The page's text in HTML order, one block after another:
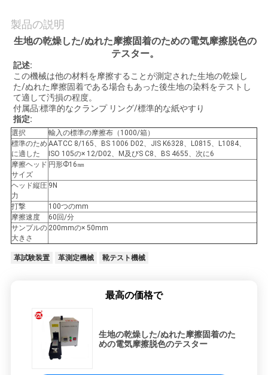
私
に
連
絡
し
な
さ
い
ニ
製品の説明
生地の乾燥した/ぬれた摩擦固着のための電気摩擦脱色の
テスター。
記述:
この機械は他の材料を摩擦することが測定された生地の乾燥し
た/ぬれた摩擦固着である場合もあった後生地の染料をテストし
て適して汚損の程度。
付属品:標準的なクランプ リング/標準的な紙やすり
指定:
選択
輸入の標準の摩擦布（1000/箱）
標準のため
に適した
AATCC 8/165、BS 1006 D02、JIS K6328、L0815、L1084、
ISO 105の× 12/D02、M及びS C8、BS 4655、次に6
摩擦ヘッド
サイズ
円形Ф16㎜
ヘッド縦圧
力
9N
打撃
100つのmm
摩擦速度
60回/分
サンプルの
大きさ
200mmの× 50mm
革試験装置 革測定機械 靴テスト機械
最高の価格で
生地の乾燥した/ぬれた摩擦固着のた
めの電気摩擦脱色のテスター